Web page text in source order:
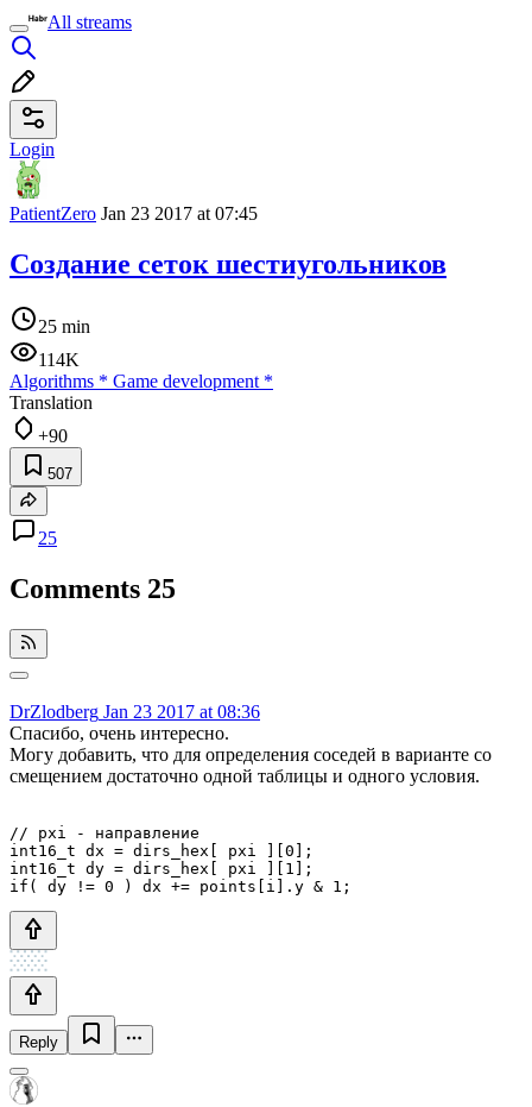
All streams
Login
PatientZero Jan 23 2017 at 07:45
Создание сеток шестиугольников
25 min
114K
Algorithms * Game development *
Translation
+90
507
25
Comments 25
DrZlodberg Jan 23 2017 at 08:36
Спасибо, очень интересно.
Могу добавить, что для определения соседей в варианте со
смещением достаточно одной таблицы и одного условия.
// pxi - направление
int16_t dx = dirs_hex[ pxi ][0];
int16_t dy = dirs_hex[ pxi ][1];
Reply